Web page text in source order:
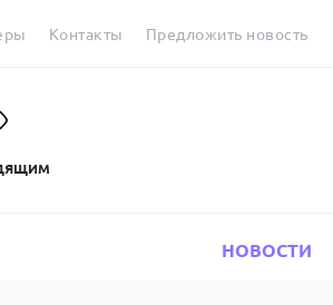
Контакты Предложить новость
НОВОСТИ